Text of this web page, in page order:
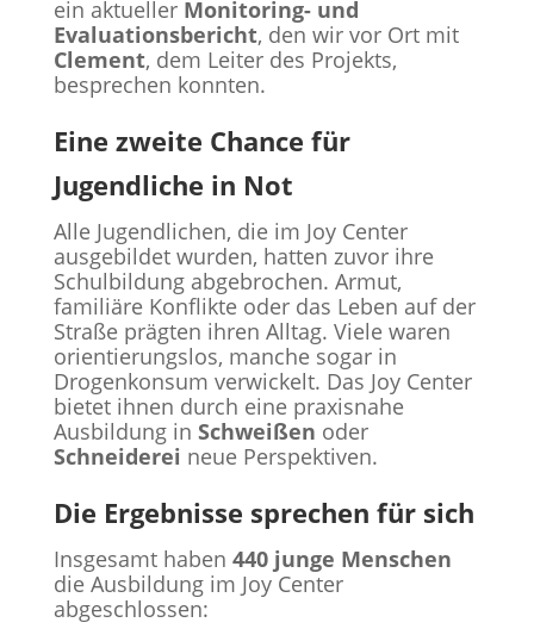
ein aktueller Monitoring- und
Evaluationsbericht, den wir vor Ort mit
Clement, dem Leiter des Projekts,
besprechen konnten.
Eine zweite Chance für
Jugendliche in Not
Alle Jugendlichen, die im Joy Center
ausgebildet wurden, hatten zuvor ihre
Schulbildung abgebrochen. Armut,
familiäre Konflikte oder das Leben auf der
Straße prägten ihren Alltag. Viele waren
orientierungslos, manche sogar in
Drogenkonsum verwickelt. Das Joy Center
bietet ihnen durch eine praxisnahe
Ausbildung in Schweißen oder
Schneiderei neue Perspektiven.
Die Ergebnisse sprechen für sich
Insgesamt haben 440 junge Menschen
die Ausbildung im Joy Center
abgeschlossen: